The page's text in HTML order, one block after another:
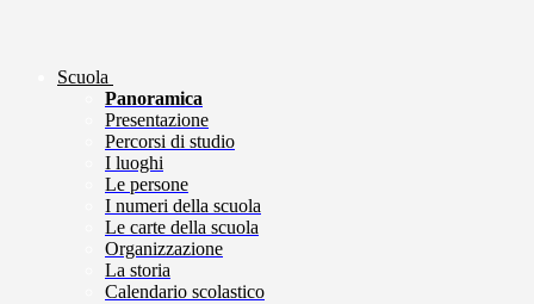
Scuola
Panoramica
Presentazione
Percorsi di studio
I luoghi
Le persone
I numeri della scuola
Le carte della scuola
Organizzazione
La storia
Calendario scolastico